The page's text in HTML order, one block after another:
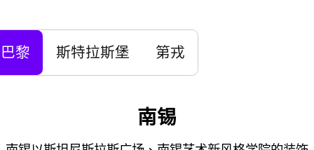
巴黎 斯特拉斯堡 第戎
南锡